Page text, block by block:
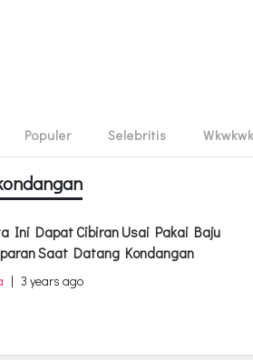
Populer Selebritis Wkwkwk
Ini Dapat Cibiran Usai Pakai Baju
Saat Datang Kondangan
| 3 years ago